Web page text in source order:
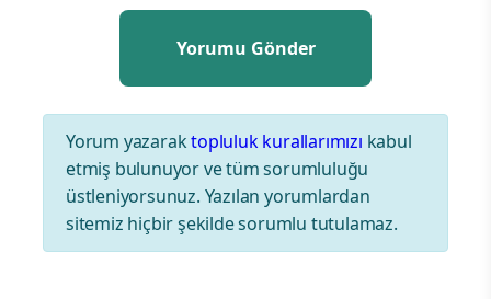
Yorum yazaraktopluluk kurallarımızı kabul
etmiş bulunuyor ve tüm sorumluluğu
üstleniyorsunuz. Yazılan yorumlardan
sitemiz hiçbir şekilde sorumlu tutulamaz.